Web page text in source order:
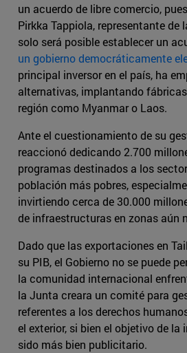
un acuerdo de libre comercio,
Pirkka Tappiola, representante de
solo será posible establecer un
un gobierno democráticamente
principal inversor en el país, ha
alternativas, implantando
región como Myanmar o Laos.
Ante el cuestionamiento de su
reaccionó dedicando 2.700
programas destinados a los
población más pobres,
invirtiendo cerca de 30.000
de infraestructuras en zonas aún
Dado que las exportaciones en
su PIB, el Gobierno no se puede
la comunidad internacional
la Junta creara un comité para
referentes a los derechos
el exterior, si bien el objetivo de
sido más bien publicitario.